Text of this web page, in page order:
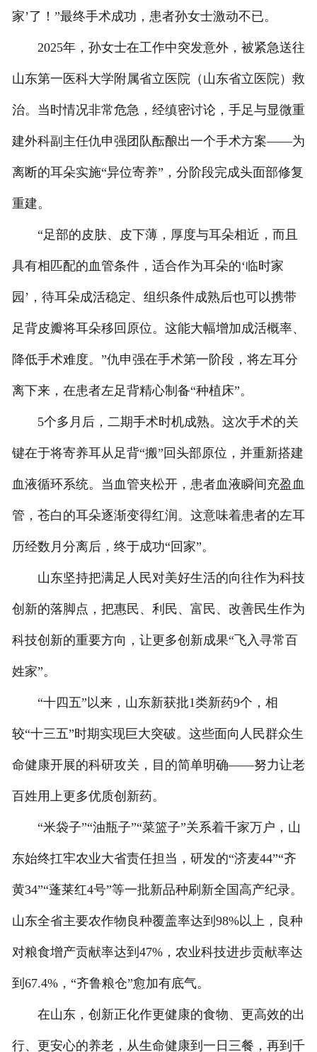
家’了！”最终手术成功，患者孙女士激动不已。
2025年，孙女士在工作中突发意外，被紧急送往
山东第一医科大学附属省立医院（山东省立医院）救
治。当时情况非常危急，经缜密讨论，手足与显微重
建外科副主任仇申强团队酝酿出一个手术方案——为
离断的耳朵实施“异位寄养”，分阶段完成头面部修复
重建。
“足部的皮肤、皮下薄，厚度与耳朵相近，而且
具有相匹配的血管条件，适合作为耳朵的‘临时家
园’，待耳朵成活稳定、组织条件成熟后也可以携带
足背皮瓣将耳朵移回原位。这能大幅增加成活概率、
降低手术难度。”仇申强在手术第一阶段，将左耳分
离下来，在患者左足背精心制备“种植床”。
5个多月后，二期手术时机成熟。这次手术的关
键在于将寄养耳从足背“搬”回头部原位，并重新搭建
血液循环系统。当血管夹松开，患者血液瞬间充盈血
管，苍白的耳朵逐渐变得红润。这意味着患者的左耳
历经数月分离后，终于成功“回家”。
山东坚持把满足人民对美好生活的向往作为科技
创新的落脚点，把惠民、利民、富民、改善民生作为
科技创新的重要方向，让更多创新成果“飞入寻常百
姓家”。
“十四五”以来，山东新获批1类新药9个，相
较“十三五”时期实现巨大突破。这些面向人民群众生
命健康开展的科研攻关，目的简单明确——努力让老
百姓用上更多优质创新药。
“米袋子”“油瓶子”“菜篮子”关系着千家万户，山
东始终扛牢农业大省责任担当，研发的“济麦44”“齐
黄34”“蓬莱红4号”等一批新品种刷新全国高产纪录。
山东全省主要农作物良种覆盖率达到98%以上，良种
对粮食增产贡献率达到47%，农业科技进步贡献率达
到67.4%，“齐鲁粮仓”愈加有底气。
在山东，创新正化作更健康的食物、更高效的出
行、更安心的养老，从生命健康到一日三餐，再到千